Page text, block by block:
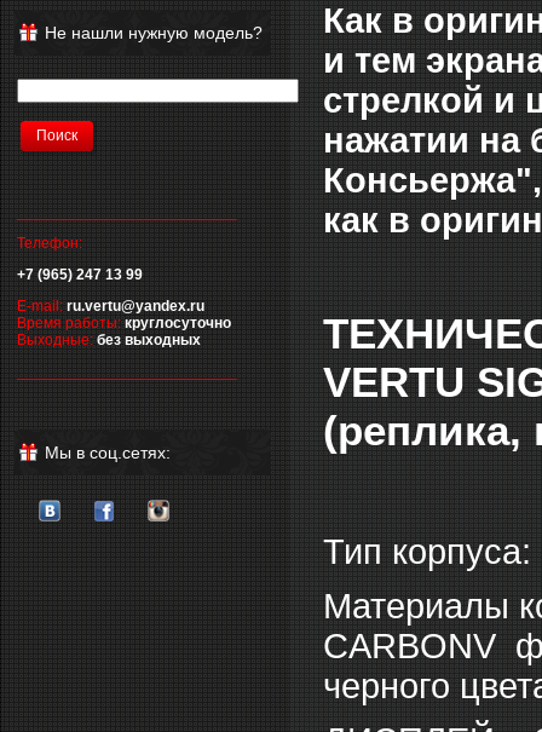
Vertu Signature Touch
Vertu Constellation Touch
Не нашли нужную модель?
Телефон:
+7 (965) 247 13 99
E-mail: ru.vertu@yandex.ru
Время работы: круглосуточно
Выходные: без выходных
Мы в соц.сетях:
Как в
и тем
стрелкой и
нажатии на
как в
VERTU
Тип
Материалы
CARBONV
черного